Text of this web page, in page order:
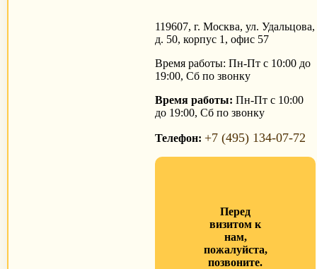
119607, г. Москва, ул. Удальцова,
д. 50, корпус 1, офис 57
Время работы: Пн-Пт с 10:00 до
19:00, Сб по звонку
Время работы: Пн-Пт с 10:00
до 19:00, Сб по звонку
Телефон: +7 (495) 134-07-72
Перед
визитом к
нам,
пожалуйста,
позвоните.